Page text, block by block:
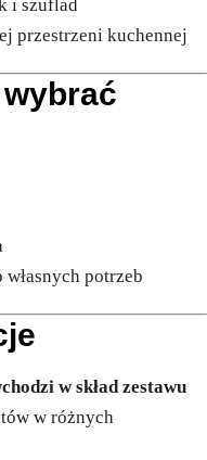
i szuflad
przestrzeni kuchennej
potrzeb
w skład zestawu
w różnych